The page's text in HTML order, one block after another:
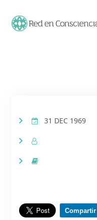
31 DEC 1969
Compartir